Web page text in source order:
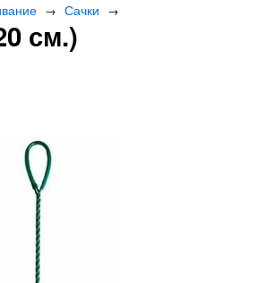
→ Сачки →
см.)